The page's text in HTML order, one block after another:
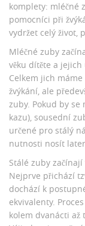
komplety: mléčné
pomocníci při
vydržet celý život,
Mléčné zuby
věku dítěte a
Celkem jich
žvýkání, ale
zuby. Pokud by
kazu), sousední
určené pro stálý
nutnosti nosít
Stálé zuby
Nejprve přichází
dochází k
ekvivalenty.
kolem dvanácti až